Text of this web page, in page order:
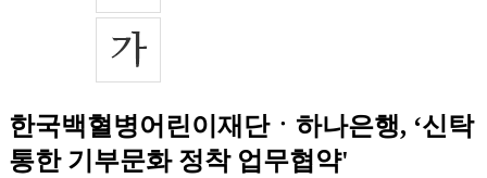
한국백혈병어린이재단ㆍ하나은행, ‘신탁
통한 기부문화 정착 업무협약'